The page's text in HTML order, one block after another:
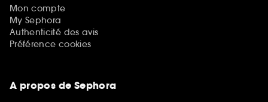
Mon compte
My Sephora
Authenticité des avis
Préférence cookies
A propos de Sephora